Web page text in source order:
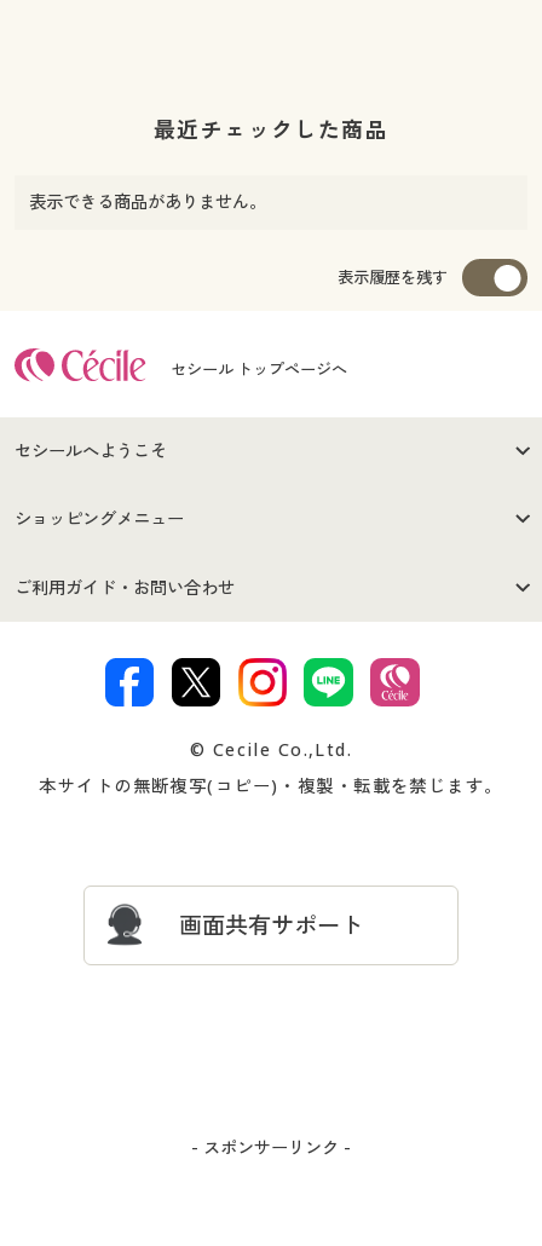
最近チェックした商品
表示できる商品がありません。
表示履歴を残す
セシール トップページへ
セシールへようこそ
はじめての方へ
セシールご利用規約
著作権・商標について 会社案内
ショッピングメニュー
商品カテゴリ
プレゼント＆キャンペーン サイトマップ
ご利用ガイド・お問い合わせ
交換・返品は お支払は
ついて
忘れの場合
© Cecile Co.,Ltd.
本サイトの無断複写(コピー)・複製・転載を禁じます。
画面共有サポート
- スポンサーリンク -